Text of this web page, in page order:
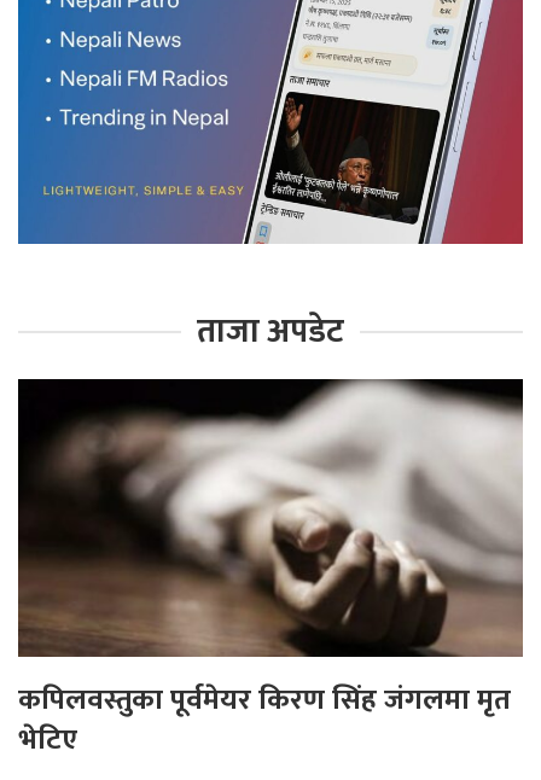
ताजा अपडेट
कपिलवस्तुका पूर्वमेयर किरण सिंह जंगलमा मृत
भेटिए